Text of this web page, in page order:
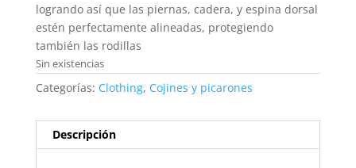
logrando así que las piernas, cadera, y espina dorsal
estén perfectamente alineadas, protegiendo
también las rodillas
Sin existencias
Categorías: Clothing, Cojines y picarones
Descripción